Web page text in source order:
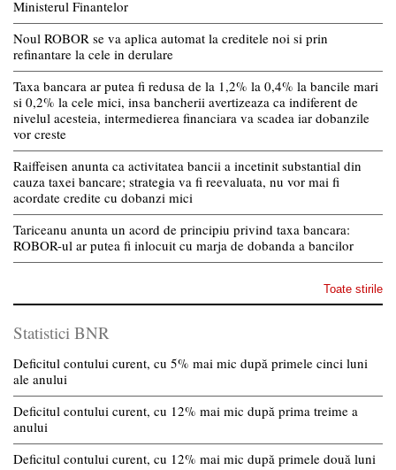
Ministerul Finantelor
Noul ROBOR se va aplica automat la creditele noi si prin
refinantare la cele in derulare
Taxa bancara ar putea fi redusa de la 1,2% la 0,4% la bancile mari
si 0,2% la cele mici, insa bancherii avertizeaza ca indiferent de
nivelul acesteia, intermedierea financiara va scadea iar dobanzile
vor creste
Raiffeisen anunta ca activitatea bancii a incetinit substantial din
cauza taxei bancare; strategia va fi reevaluata, nu vor mai fi
acordate credite cu dobanzi mici
Tariceanu anunta un acord de principiu privind taxa bancara:
ROBOR-ul ar putea fi inlocuit cu marja de dobanda a bancilor
Toate stirile
Statistici BNR
Deficitul contului curent, cu 5% mai mic după primele cinci luni
ale anului
Deficitul contului curent, cu 12% mai mic după prima treime a
anului
Deficitul contului curent, cu 12% mai mic după primele două luni